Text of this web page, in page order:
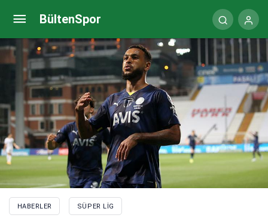
BültenSpor
HABERLER SÜPER LIG
Kasımpaşa – Fenerbahçe maçı (CANLI)